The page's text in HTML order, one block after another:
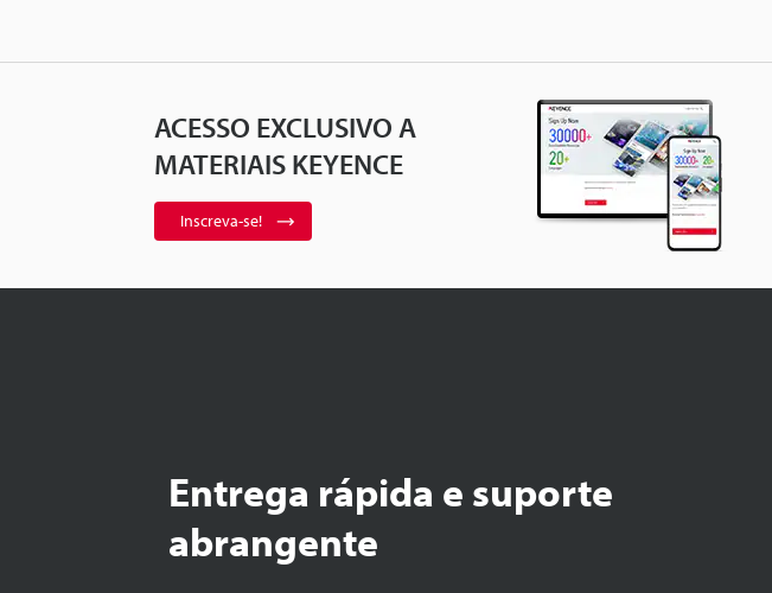
ACESSO EXCLUSIVO A
MATERIAIS KEYENCE
Inscreva-se!
Entrega rápida e suporte
abrangente